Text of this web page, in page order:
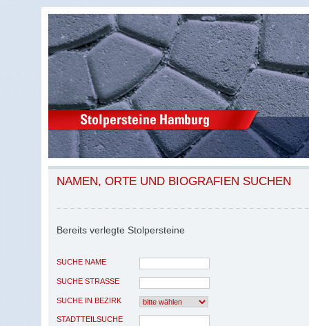
NAMEN, ORTE UND BIOGRAFIEN SUCHEN
Bereits verlegte Stolpersteine
SUCHE NAME
SUCHE STRASSE
SUCHE IN BEZIRK
STADTTEILSUCHE